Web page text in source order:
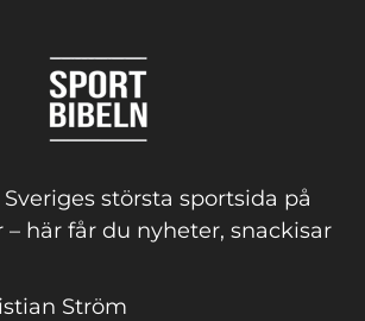
största sportsida på
här får du nyheter, snackisar
Ström